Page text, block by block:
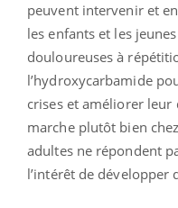
peuvent intervenir et
les enfants et les
douloureuses à
l’hydroxycarbamide
crises et améliorer leur
marche plutôt bien
adultes ne répondent
l’intérêt de développer